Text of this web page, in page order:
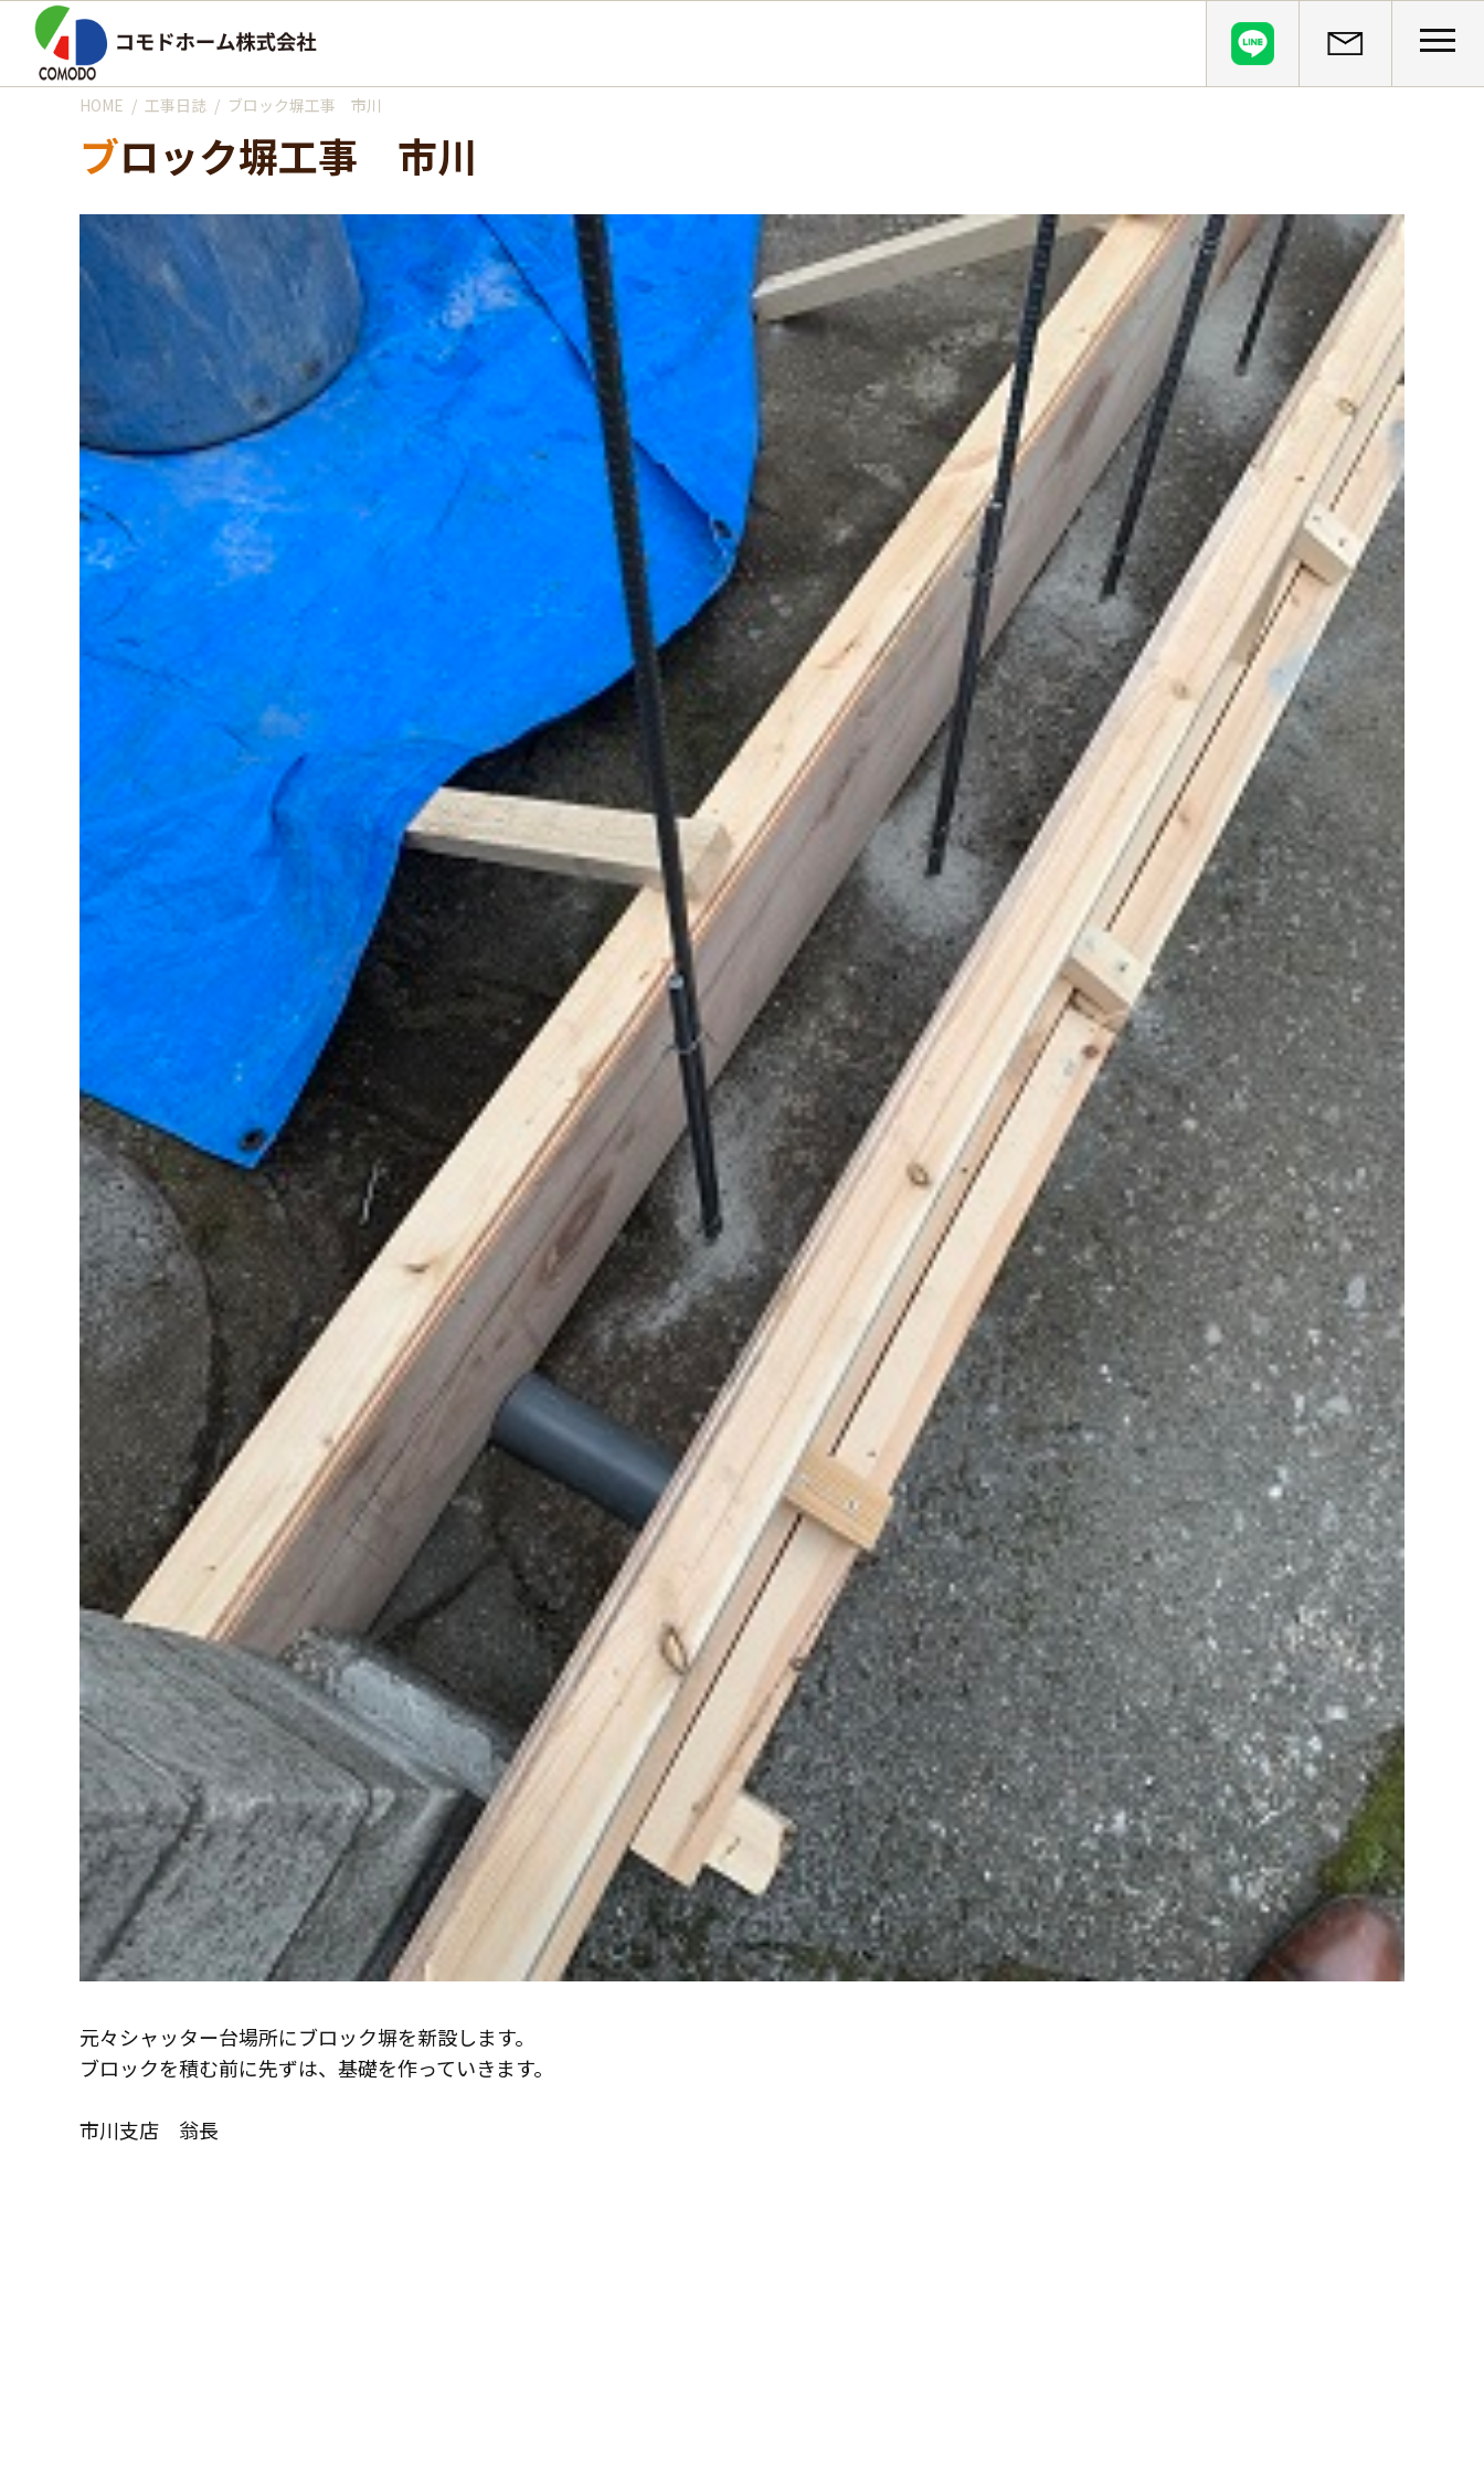
コモドホームについて
コモドホームの特長
リピート率70%超の理由
挑戦！地域No.1
お役立ち情報
リフォームに役立つ情報
はじめてのリフォーム
リフォームに必要な知識
リフォームにかかる費用
インフォメーション
会社概要
政府や行政への登録情報
店舗情報
スタッフ紹介
職人募集
コモドホームの実績
施工事例
お客様の声
工事日記
実績マンションリスト
その他
リフォームの流れ
よくある質問
メディア紹介
介護保険適用の住宅改修について
お問い合わせ
HOME 工事日誌 ブロック塀工事 市川
ブロック塀工事 市川
元々シャッター台場所にブロック塀を新設します。
ブロックを積む前に先ずは、基礎を作っていきます。
市川支店 翁長